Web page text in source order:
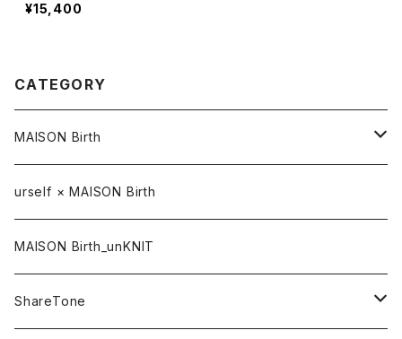
¥15,400
CATEGORY
MAISON Birth
CAP / キャップ
HAT / ハット
KNIT / ニット
urself × MAISON Birth
MAISON Birth_unKNIT
ShareTone